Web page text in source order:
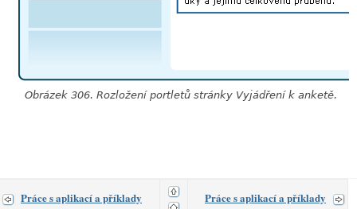
Obrázek 306. Rozložení portletů stránky Vyjádření k anketě.
Práce s aplikací a příklady Práce s aplikací a příklady